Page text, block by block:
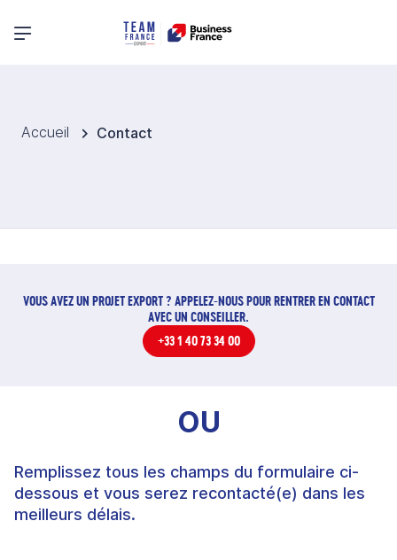
Menu principal
Accueil Contact
VOUS AVEZ UN PROJET EXPORT ? APPELEZ-NOUS POUR RENTRER EN CONTACT
AVEC UN CONSEILLER.
+33 1 40 73 34 00
OU
Remplissez tous les champs du formulaire ci-
dessous et vous serez recontacté(e) dans les
meilleurs délais.